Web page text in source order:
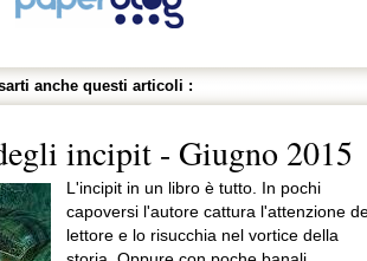
anche questi articoli :
incipit - Giugno 2015
L'incipit in un libro è tutto. In pochi
capoversi l'autore cattura l'attenzione
lettore e lo risucchia nel vortice della